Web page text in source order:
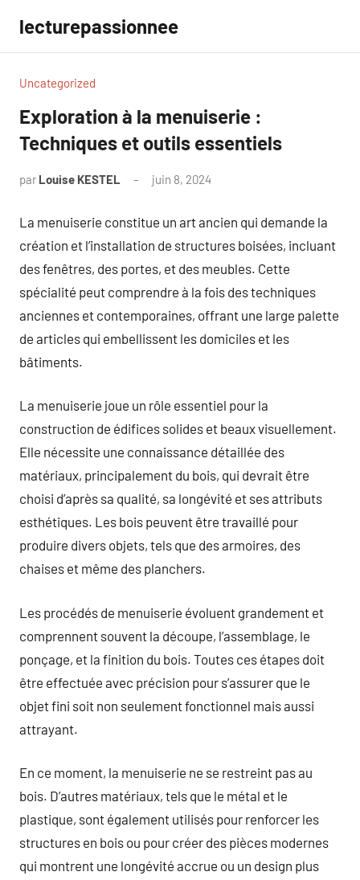
contenu
lecturepassionnee
Uncategorized
Exploration à la menuiserie :
Techniques et outils essentiels
par Louise KESTEL juin 8, 2024
La menuiserie constitue un art ancien qui demande la
création et l’installation de structures boisées, incluant
des fenêtres, des portes, et des meubles. Cette
spécialité peut comprendre à la fois des techniques
anciennes et contemporaines, offrant une large palette
de articles qui embellissent les domiciles et les
bâtiments.
La menuiserie joue un rôle essentiel pour la
construction de édifices solides et beaux visuellement.
Elle nécessite une connaissance détaillée des
matériaux, principalement du bois, qui devrait être
choisi d’après sa qualité, sa longévité et ses attributs
esthétiques. Les bois peuvent être travaillé pour
produire divers objets, tels que des armoires, des
chaises et même des planchers.
Les procédés de menuiserie évoluent grandement et
comprennent souvent la découpe, l’assemblage, le
ponçage, et la finition du bois. Toutes ces étapes doit
être effectuée avec précision pour s’assurer que le
objet fini soit non seulement fonctionnel mais aussi
attrayant.
En ce moment, la menuiserie ne se restreint pas au
bois. D’autres matériaux, tels que le métal et le
plastique, sont également utilisés pour renforcer les
structures en bois ou pour créer des pièces modernes
qui montrent une longévité accrue ou un design plus